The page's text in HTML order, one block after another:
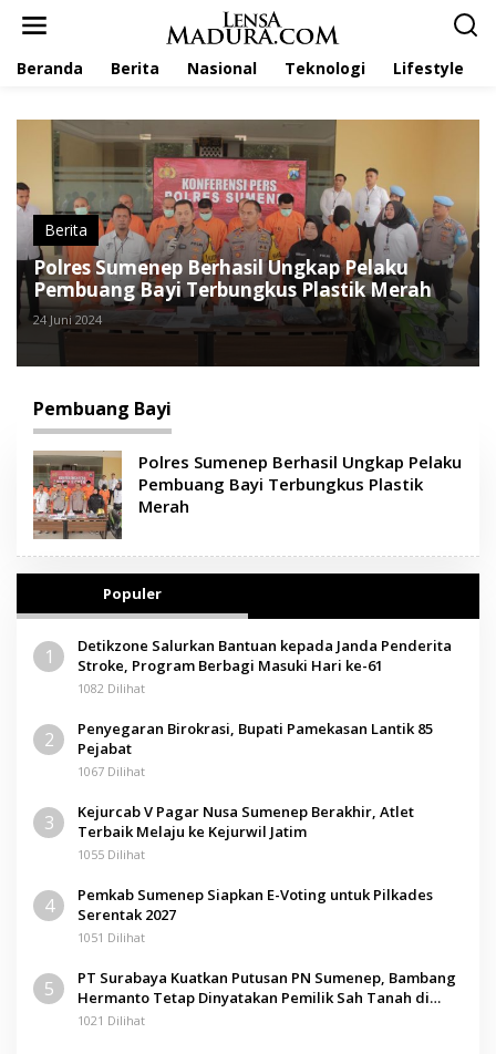
Beranda Berita Nasional Teknologi Lifestyle
Berita
Polres Sumenep Berhasil Ungkap Pelaku
Pembuang Bayi Terbungkus Plastik Merah
24 Juni 2024
Pembuang Bayi
Polres Sumenep Berhasil Ungkap Pelaku
Pembuang Bayi Terbungkus Plastik
Merah
Populer
1
Detikzone Salurkan Bantuan kepada Janda Penderita
Stroke, Program Berbagi Masuki Hari ke-61
1082 Dilihat
2
Penyegaran Birokrasi, Bupati Pamekasan Lantik 85
Pejabat
1067 Dilihat
3
Kejurcab V Pagar Nusa Sumenep Berakhir, Atlet
Terbaik Melaju ke Kejurwil Jatim
1055 Dilihat
4
Pemkab Sumenep Siapkan E-Voting untuk Pilkades
Serentak 2027
1051 Dilihat
5
PT Surabaya Kuatkan Putusan PN Sumenep, Bambang
Hermanto Tetap Dinyatakan Pemilik Sah Tanah di
Pamolokan
1021 Dilihat